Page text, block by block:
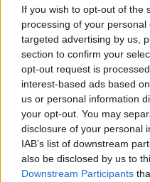
If you wish to opt-out of the
processing of your
targeted advertising by us,
section to confirm your
opt-out request is
interest-based ads based
us or personal information
your opt-out. You may
disclosure of your personal
IAB’s list of downstream
also be disclosed by us to
Downstream Participants
irresponsabili, per non usare
sembra pongano veti e
formazione della alleanza a
Niente veti di nessuno
E poi si lavori in queste ore
con grande radicalita' sui
tutta la sinistra, unire il mondo
associazioni.
Messaggi chiari: Il 17
CGIL, il 18 sempre a Roma
primo luglio con una grande
progressista.